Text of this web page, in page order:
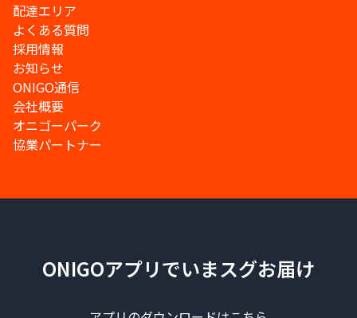
配達エリア
よくある質問
採用情報
お知らせ
ONIGO通信
会社概要
オニゴーパーク
協業パートナー
ONIGOアプリでいまスグお届け